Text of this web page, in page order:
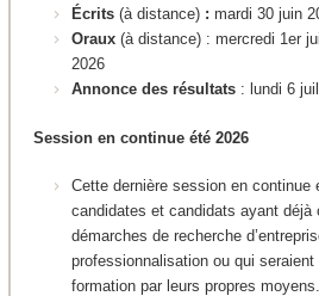
Écrits (à distance) : mardi 30 juin
Oraux (à distance) : mercredi 1er
2026
Annonce des résultats : lundi 6
Session en continue été 2026
Cette dernière session en continue
candidates et candidats ayant déjà
démarches de recherche
professionnalisation ou qui
formation par leurs propres moyens.